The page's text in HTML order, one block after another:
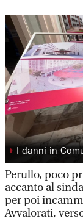
◗ I danni in
Perullo, poco
accanto al
per poi
Avvalorati,